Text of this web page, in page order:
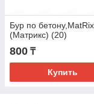
Бур по бетону,MatRix
(Матрикс) (20)
800 ₸
Купить